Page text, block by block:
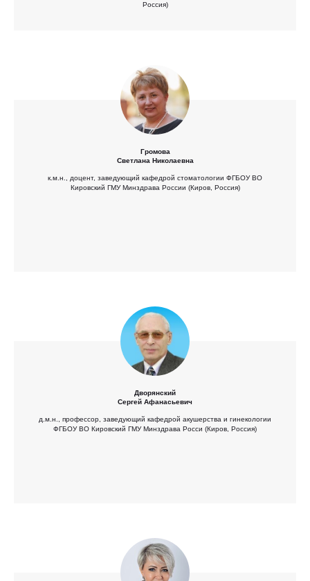
Россия)
Громова
Светлана Николаевна
к.м.н., доцент, заведующий кафедрой стоматологии ФГБОУ ВО
Кировский ГМУ Минздрава России (Киров, Россия)
Дворянский
Сергей Афанасьевич
д.м.н., профессор, заведующий кафедрой акушерства и гинекологии
ФГБОУ ВО Кировский ГМУ Минздрава Росси (Киров, Россия)